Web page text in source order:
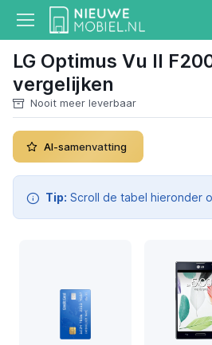
LG Optimus Vu II
vergelijken
Nooit meer leverbaar
AI-samenvatting
Tip: Scroll de tabel hieronder